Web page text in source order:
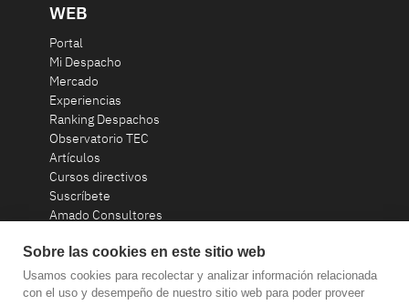
WEB
Portal
Mi Despacho
Mercado
Experiencias
Ranking Despachos
Observatorio TEC
Artículos
Cursos directivos
Suscríbete
Amado Consultores
Contacto
consultoria@amadoconsultores.com
Sobre las cookies en este sitio web
Usamos cookies para recolectar y analizar información relacionada
con el uso y desempeño de nuestro sitio web para poder proveer